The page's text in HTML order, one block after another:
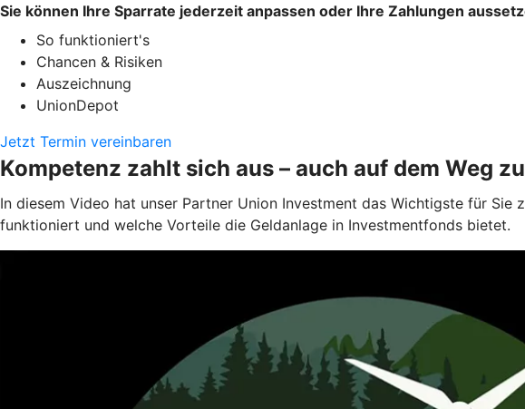
Sie können Ihre Sparrate jederzeit anpassen oder Ihre Zahlungen
So funktioniert's
Chancen & Risiken
Auszeichnung
UnionDepot
Jetzt Termin vereinbaren
Kompetenz zahlt sich aus – auch auf dem Weg
In diesem Video hat unser Partner Union Investment das Wichtigste für
funktioniert und welche Vorteile die Geldanlage in Investmentfonds bietet.